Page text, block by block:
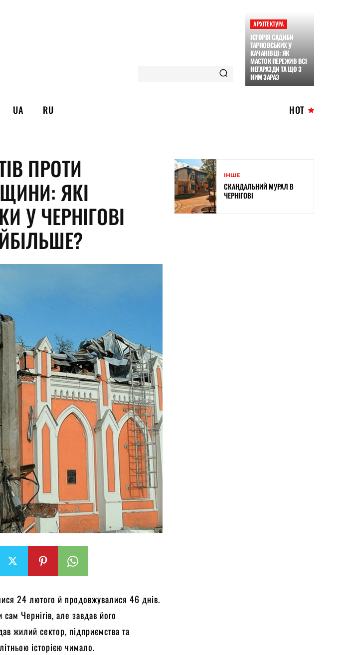
АРХІТЕКТУРА
ІСТОРІЯ САДИБИ
ТАРНОВСЬКИХ У
КАЧАНІВЦІ: ЯК
МАЄТОК ПЕРЕЖИВ ВСІ
НЕГАРАЗДИ ТА ЩО З
НИМ ЗАРАЗ
UA RU HOT
ПРОТИ
ЯКІ
У ЧЕРНІГОВІ
24 лютого й продовжувалися 46 днів.
Чернігів, але завдав його
жилий сектор, підприємства та
історією чимало.
ІНШЕ
СКАНДАЛЬНИЙ МУРАЛ В
ЧЕРНІГОВІ